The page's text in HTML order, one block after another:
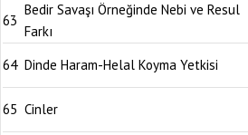
63
Bedir Savaşı Örneğinde Nebi ve Resul
Farkı
64 Dinde Haram-Helal Koyma Yetkisi
65 Cinler